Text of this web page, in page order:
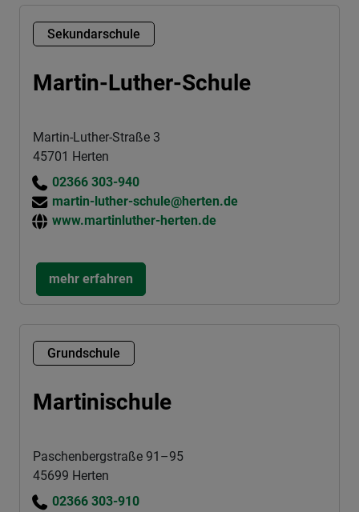
Sekundarschule
Martin-Luther-Schule
Martin-Luther-Straße 3
45701 Herten
02366 303-940
martin-luther-schule@herten.de
www.martinluther-herten.de
mehr erfahren
Grundschule
Martinischule
Paschenbergstraße 91–95
45699 Herten
02366 303-910